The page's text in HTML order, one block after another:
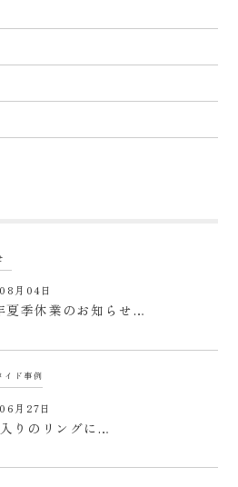
月04日
夏季休業のお知らせ…
イド事例
月27日
りのリングに…